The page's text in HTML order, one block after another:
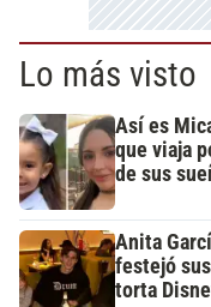
Lo más visto
Así es
que viaja
de sus
Anita
festejó
torta